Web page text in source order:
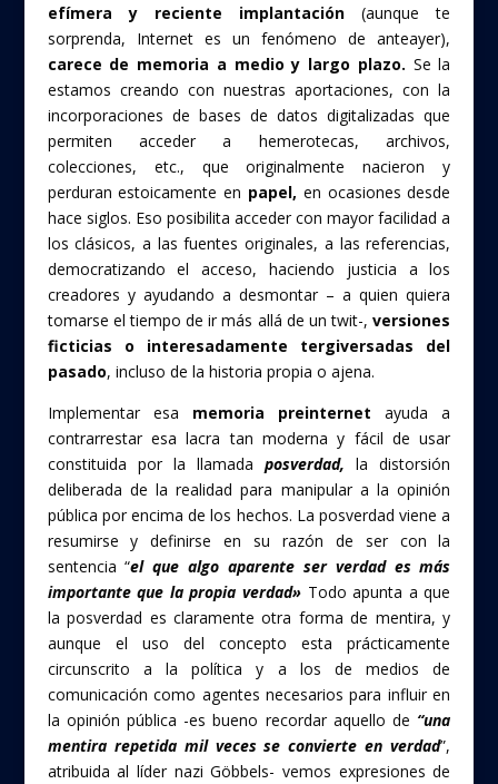
efímera y reciente implantación (aunque te
sorprenda, Internet es un fenómeno de anteayer),
carece de memoria a medio y largo plazo. Se la
estamos creando con nuestras aportaciones, con la
incorporaciones de bases de datos digitalizadas que
permiten acceder a hemerotecas, archivos,
colecciones, etc., que originalmente nacieron y
perduran estoicamente en papel, en ocasiones desde
hace siglos. Eso posibilita acceder con mayor facilidad a
los clásicos, a las fuentes originales, a las referencias,
democratizando el acceso, haciendo justicia a los
creadores y ayudando a desmontar – a quien quiera
tomarse el tiempo de ir más allá de un twit-,versiones
ficticias o interesadamente tergiversadas del
pasado, incluso de la historia propia o ajena.
Implementar esa memoria preinternet ayuda a
contrarrestar esa lacra tan moderna y fácil de usar
constituida por la llamadaposverdad, la distorsión
deliberada de la realidad para manipular a la opinión
pública por encima de los hechos. La posverdad viene a
resumirse y definirse en su razón de ser con la
sentencia “el que algo aparente ser verdad es más
importante que la propia verdad» Todo apunta a que
la posverdad es claramente otra forma de mentira, y
aunque el uso del concepto esta prácticamente
circunscrito a la política y a los de medios de
comunicación como agentes necesarios para influir en
la opinión pública -es bueno recordar aquello de “una
mentira repetida mil veces se convierte en verdad”,
atribuida al líder nazi Göbbels- vemos expresiones de